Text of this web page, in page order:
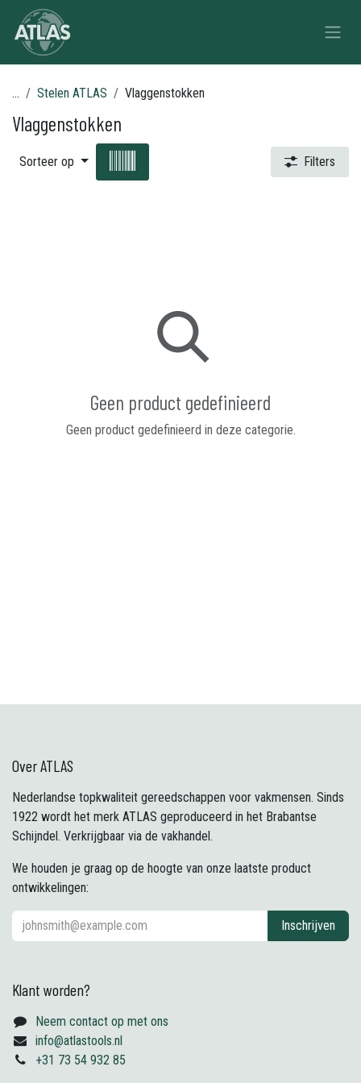
Overslaan naar inhoud
... Stelen ATLAS Vlaggenstokken
Vlaggenstokken
Sorteer op Filters
Geen product gedefinieerd
Geen product gedefinieerd in deze categorie.
Over ATLAS
Nederlandse topkwaliteit gereedschappen voor vakmensen. Sinds
1922 wordt het merk ATLAS geproduceerd in het Brabantse
Schijndel. Verkrijgbaar via de vakhandel.
We houden je graag op de hoogte van onze laatste product
ontwikkelingen:
Inschrijven
Klant worden?
Neem contact op met ons
info@atlastools.nl
+31 73 54 932 85